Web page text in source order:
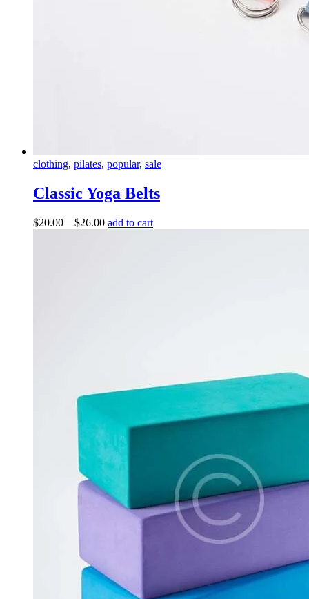
clothing, pilates, popular, sale
Classic Yoga Belts
$20.00 – $26.00 add to cart